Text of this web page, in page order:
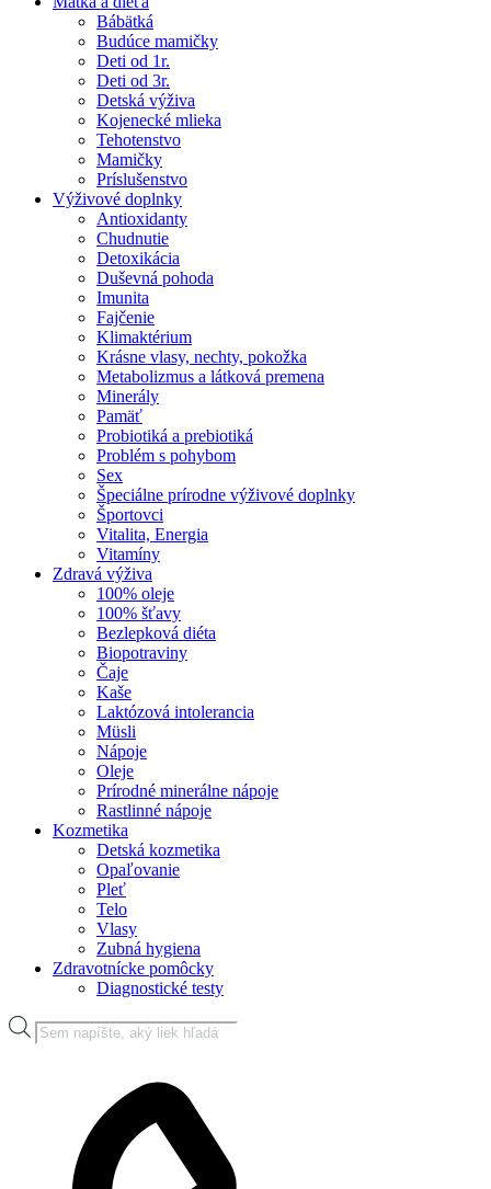
Bábätká
Budúce mamičky
Deti od 1r.
Deti od 3r.
Detská výživa
Kojenecké mlieka
Tehotenstvo
Mamičky
Príslušenstvo
Výživové doplnky
Antioxidanty
Chudnutie
Detoxikácia
Duševná pohoda
Imunita
Fajčenie
Klimaktérium
Krásne vlasy, nechty, pokožka
Metabolizmus a látková premena
Minerály
Pamäť
Probiotiká a prebiotiká
Problém s pohybom
Sex
Špeciálne prírodne výživové doplnky
Športovci
Vitalita, Energia
Vitamíny
Zdravá výživa
100% oleje
100% šťavy
Bezlepková diéta
Biopotraviny
Čaje
Kaše
Laktózová intolerancia
Müsli
Nápoje
Oleje
Prírodné minerálne nápoje
Rastlinné nápoje
Kozmetika
Detská kozmetika
Opaľovanie
Pleť
Telo
Vlasy
Zubná hygiena
Zdravotnícke pomôcky
Diagnostické testy
Products
search